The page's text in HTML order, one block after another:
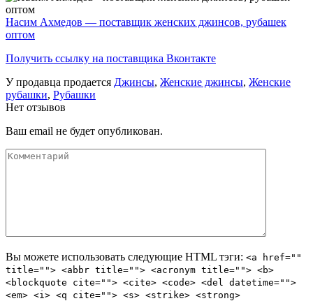
Насим Ахмедов — поставщик женских джинсов, рубашек
оптом
Получить ссылку на поставщика Вконтакте
У продавца продается Джинсы, Женские джинсы, Женские
рубашки, Рубашки
Нет отзывов
Ваш email не будет опубликован.
Вы можете использовать следующие HTML тэги: <a href=""
title=""> <abbr title=""> <acronym title=""> <b>
<blockquote cite=""> <cite> <code> <del datetime="">
<em> <i> <q cite=""> <s> <strike> <strong>